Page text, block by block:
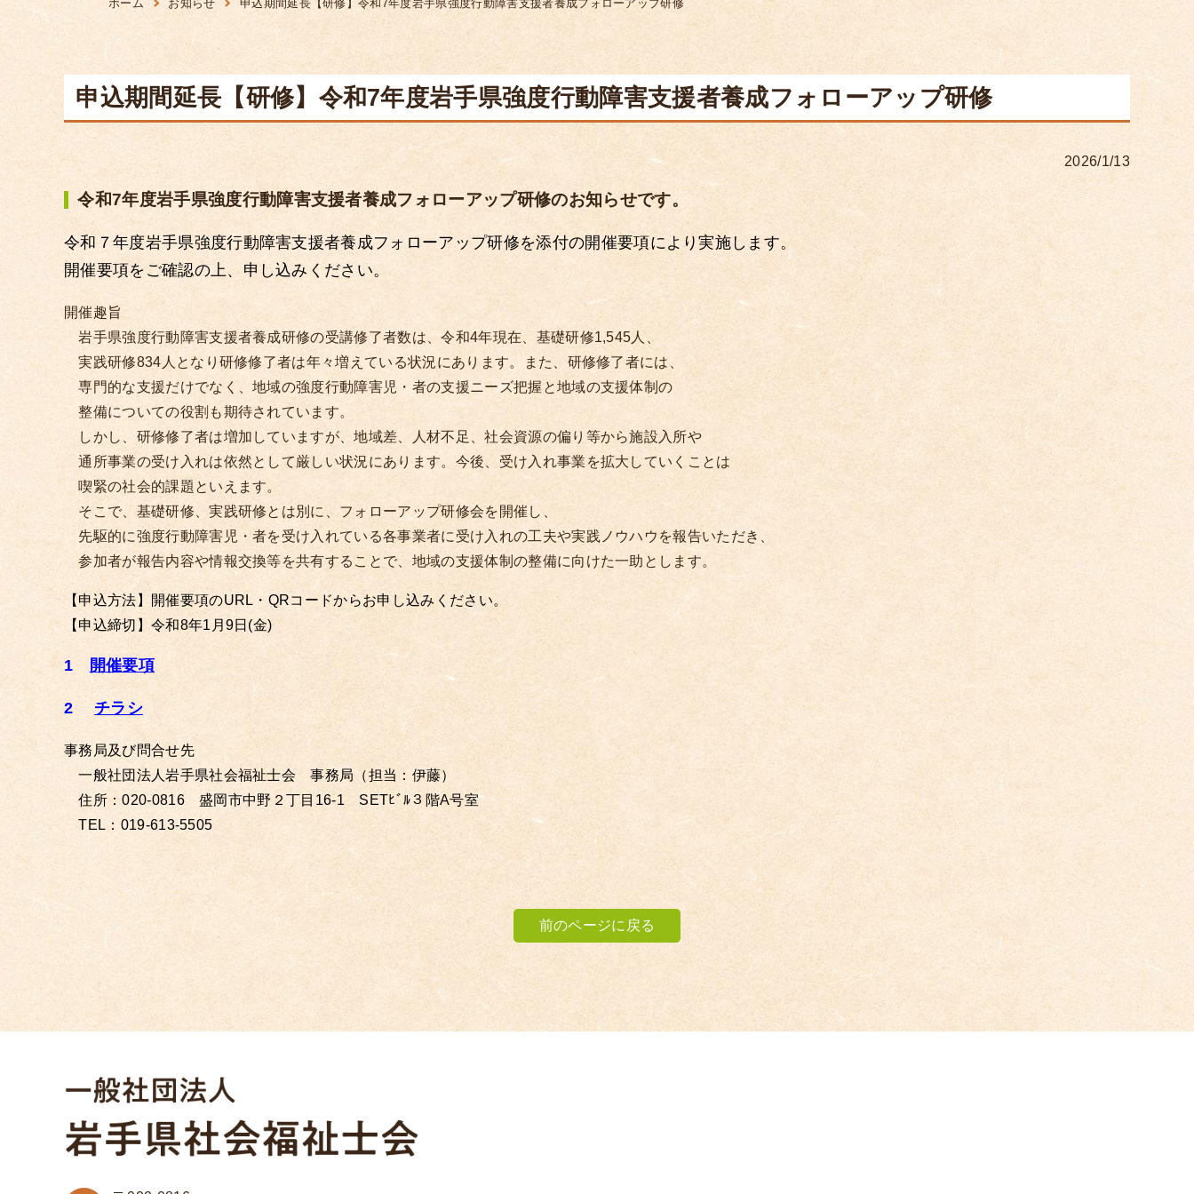
ホーム お知らせ 申込期間延長【研修】令和7年度岩手県強度行動障害支援者養成フォローアップ研修
申込期間延長【研修】令和7年度岩手県強度行動障害支援者養成フォローアップ研修
2026/1/13
令和7年度岩手県強度行動障害支援者養成フォローアップ研修のお知らせです。
令和７年度岩手県強度行動障害支援者養成フォローアップ研修を添付の開催要項により実施します。
開催要項をご確認の上、申し込みください。
開催趣旨
岩手県強度行動障害支援者養成研修の受講修了者数は、令和4年現在、基礎研修1,545人、
実践研修834人となり研修修了者は年々増えている状況にあります。また、研修修了者には、
専門的な支援だけでなく、地域の強度行動障害児・者の支援ニーズ把握と地域の支援体制の
整備についての役割も期待されています。
しかし、研修修了者は増加していますが、地域差、人材不足、社会資源の偏り等から施設入所や
通所事業の受け入れは依然として厳しい状況にあります。今後、受け入れ事業を拡大していくことは
喫緊の社会的課題といえます。
そこで、基礎研修、実践研修とは別に、フォローアップ研修会を開催し、
先駆的に強度行動障害児・者を受け入れている各事業者に受け入れの工夫や実践ノウハウを報告いただき、
参加者が報告内容や情報交換等を共有することで、地域の支援体制の整備に向けた一助とします。
【申込方法】開催要項のURL・QRコードからお申し込みください。
【申込締切】令和8年1月9日(金)
1 開催要項
2 チラシ
事務局及び問合せ先
一般社団法人岩手県社会福祉士会 事務局（担当：伊藤）
住所：020-0816 盛岡市中野２丁目16-1 SETﾋﾞﾙ３階A号室
TEL：019-613-5505
前のページに戻る